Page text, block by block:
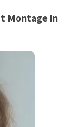
Montage in